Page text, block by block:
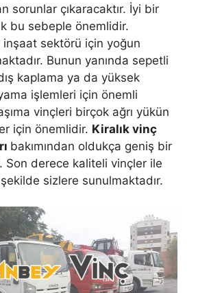
sorunlar çıkaracaktır. İyi bir
bu sebeple önemlidir.
inşaat sektörü için yoğun
Bunun yanında sepetli
kaplama ya da yüksek
işlemleri için önemli
vinçleri birçok ağrı yükün
için önemlidir. Kiralık vinç
bakımından oldukça geniş bir
Son derece kaliteli vinçler ile
sizlere sunulmaktadır.